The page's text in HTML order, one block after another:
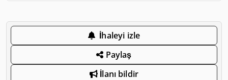
İhaleyi izle
Paylaş
İlanı bildir